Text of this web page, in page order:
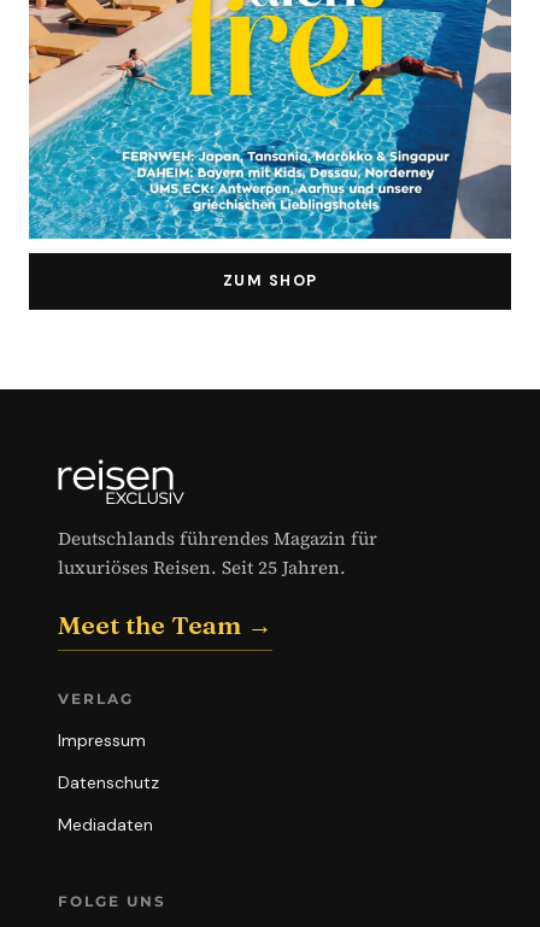
ZUM SHOP
Deutschlands führendes Magazin für
luxuriöses Reisen. Seit 25 Jahren.
Meet the Team →
VERLAG
Impressum
Datenschutz
Mediadaten
FOLGE UNS